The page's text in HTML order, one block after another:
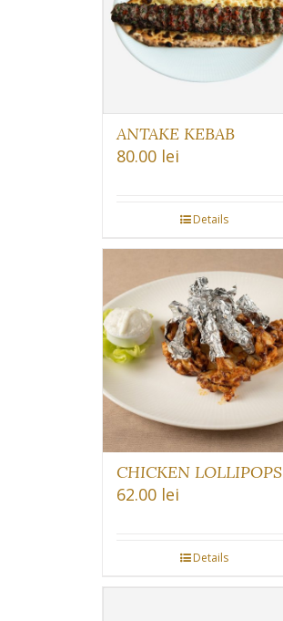
ANTAKE KEBAB
80.00 lei
Details
CHICKEN LOLLIPOPS
62.00 lei
Details